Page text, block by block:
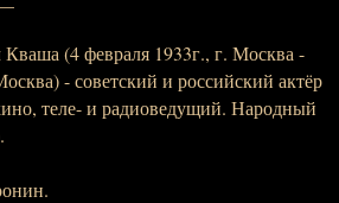
(4 февраля 1933г., г. Москва -
- советский и российский актёр
теле- и радиоведущий. Народный